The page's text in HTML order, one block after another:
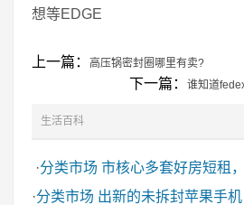
想等EDGE
上一篇： 高压锅密封圈哪里有卖?
下一篇： 谁知道
生活百科
·分类市场 市核心多套好房短租
·分类市场 出新的未拆封苹果手